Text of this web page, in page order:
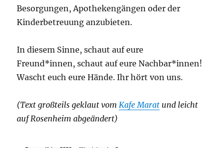
Besorgungen, Apothekengängen oder der
Kinderbetreuung anzubieten.
In diesem Sinne, schaut auf eure
Freund*innen, schaut auf eure Nachbar*innen!
Wascht euch eure Hände. Ihr hört von uns.
(Text großteils geklaut vom Kafe Marat und leicht
auf Rosenheim abgeändert)